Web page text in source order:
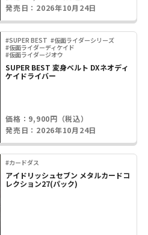
発売日：2026年10月24日
#SUPER BEST #仮面ライダーシリーズ
#仮面ライダーディケイド
#仮面ライダージオウ
SUPER BEST 変身ベルト DXネオディ
ケイドライバー
価格：9,900円（税込）
発売日：2026年10月24日
#カードダス
アイドリッシュセブン メタルカードコ
レクション27(パック)